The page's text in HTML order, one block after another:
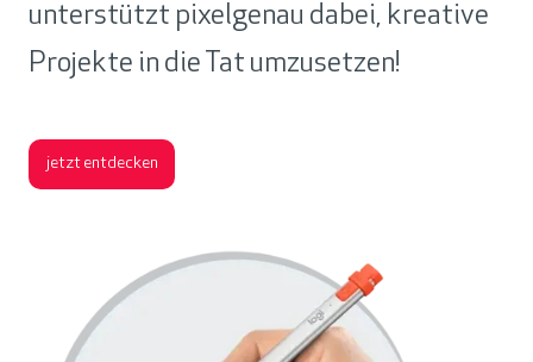
unterstützt pixelgenau dabei, kreative
Projekte in die Tat umzusetzen!
jetzt entdecken